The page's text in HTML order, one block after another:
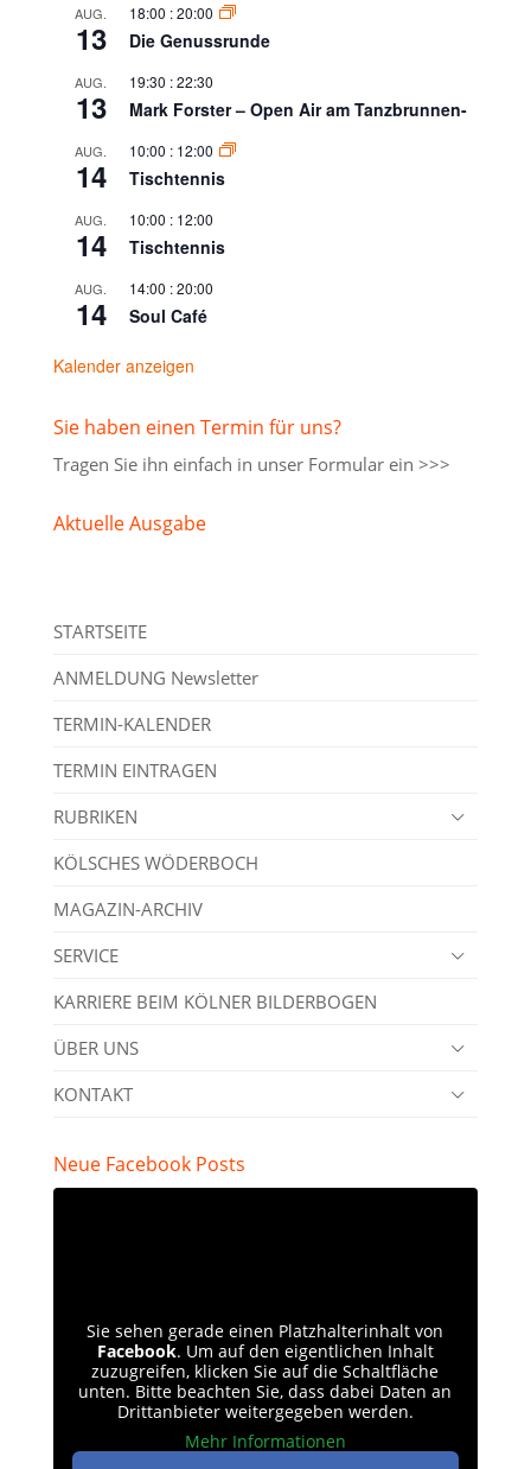
AUG.
13
18:00 :20:00
Die Genussrunde
AUG.
13
19:30 :22:30
Mark Forster – Open Air am Tanzbrunnen-
AUG.
14
10:00 : 12:00
Tischtennis
AUG.
14
10:00 : 12:00
Tischtennis
AUG.
14
14:00 :20:00
Soul Café
Kalender anzeigen
Sie haben einen Termin für uns?
Tragen Sie ihn einfach in unser Formular ein >>>
Aktuelle Ausgabe
STARTSEITE
ANMELDUNG Newsletter
TERMIN-KALENDER
TERMIN EINTRAGEN
RUBRIKEN
KÖLSCHES WÖDERBOCH
MAGAZIN-ARCHIV
SERVICE
KARRIERE BEIM KÖLNER BILDERBOGEN
ÜBER UNS
KONTAKT
Neue Facebook Posts
Sie sehen gerade einen Platzhalterinhalt von
Facebook. Um auf den eigentlichen Inhalt
zuzugreifen, klicken Sie auf die Schaltfläche
unten. Bitte beachten Sie, dass dabei Daten an
Drittanbieter weitergegeben werden.
Mehr Informationen